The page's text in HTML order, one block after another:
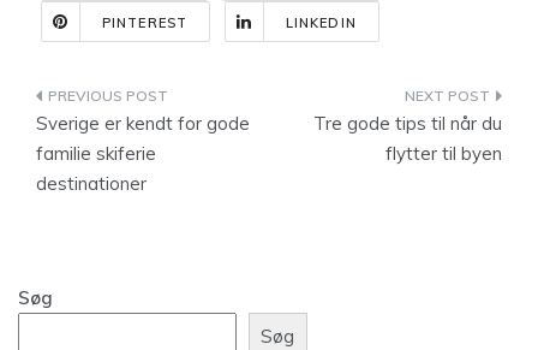
PINTEREST LINKEDIN
Indlægsnavigation
Sverige er kendt for gode
familie skiferie
destinationer
Tre gode tips til når du
flytter til byen
Søg
Søg